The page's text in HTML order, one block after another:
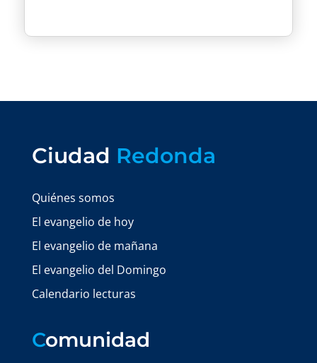
Ciudad Redonda
Quiénes somos
El evangelio de hoy
El evangelio de mañana
El evangelio del Domingo
Calendario lecturas
Comunidad